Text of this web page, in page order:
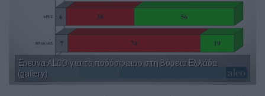
Έρευνα ALCO για το ποδόσφαιρο στη Βόρεια Ελλάδα
(gallery)